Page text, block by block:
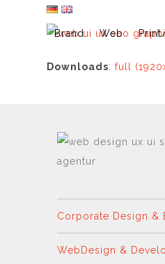
Brand Web
Downloads:full
Corporate Design &
WebDesign &